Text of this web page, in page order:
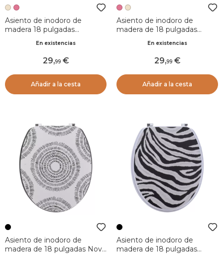
Asiento de inodoro de
madera 18 pulgadas
En existencias
29,99
Añadir a la cesta
Asiento de inodoro de
madera de 18 pulgadas
En existencias
29,99
Añadir a la cesta
Asiento de inodoro de
madera de 18 pulgadas Nova
Asiento de inodoro de
madera de 18 pulgadas